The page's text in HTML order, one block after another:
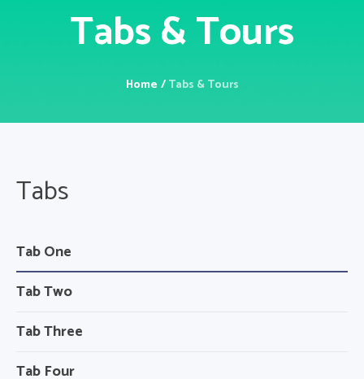
Tabs & Tours
Home /Tabs & Tours
Tabs
Tab One
Tab Two
Tab Three
Tab Four